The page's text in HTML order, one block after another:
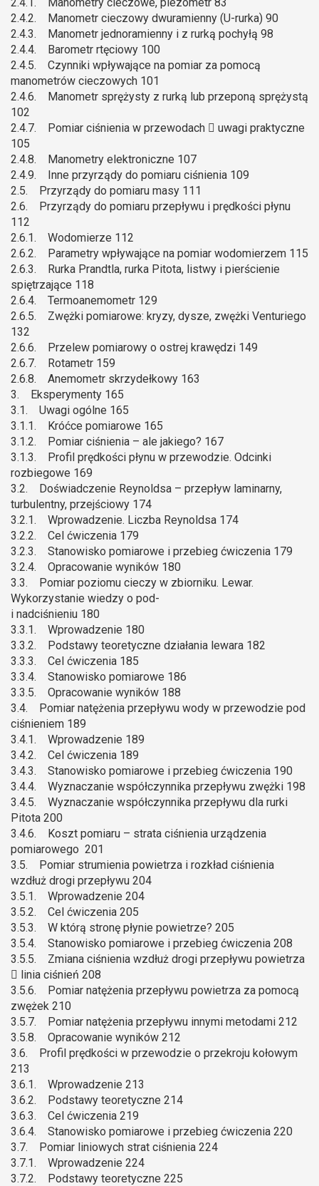
2.4.2. Manometr cieczowy dwuramienny (U-rurka) 90
2.4.3. Manometr jednoramienny i z rurką pochyłą 98
2.4.4. Barometr rtęciowy 100
2.4.5. Czynniki wpływające na pomiar za pomocą
manometrów cieczowych 101
2.4.6. Manometr sprężysty z rurką lub przeponą sprężystą
102
2.4.7. Pomiar ciśnienia w przewodach  uwagi praktyczne
105
2.4.8. Manometry elektroniczne 107
2.4.9. Inne przyrządy do pomiaru ciśnienia 109
2.5. Przyrządy do pomiaru masy 111
2.6. Przyrządy do pomiaru przepływu i prędkości płynu
112
2.6.1. Wodomierze 112
2.6.2. Parametry wpływające na pomiar wodomierzem 115
2.6.3. Rurka Prandtla, rurka Pitota, listwy i pierścienie
spiętrzające 118
2.6.4. Termoanemometr 129
2.6.5. Zwężki pomiarowe: kryzy, dysze, zwężki Venturiego
132
2.6.6. Przelew pomiarowy o ostrej krawędzi 149
2.6.7. Rotametr 159
2.6.8. Anemometr skrzydełkowy 163
3. Eksperymenty 165
3.1. Uwagi ogólne 165
3.1.1. Króćce pomiarowe 165
3.1.2. Pomiar ciśnienia – ale jakiego? 167
3.1.3. Profil prędkości płynu w przewodzie. Odcinki
rozbiegowe 169
3.2. Doświadczenie Reynoldsa – przepływ laminarny,
turbulentny, przejściowy 174
3.2.1. Wprowadzenie. Liczba Reynoldsa 174
3.2.2. Cel ćwiczenia 179
3.2.3. Stanowisko pomiarowe i przebieg ćwiczenia 179
3.2.4. Opracowanie wyników 180
3.3. Pomiar poziomu cieczy w zbiorniku. Lewar.
Wykorzystanie wiedzy o pod-
i nadciśnieniu 180
3.3.1. Wprowadzenie 180
3.3.2. Podstawy teoretyczne działania lewara 182
3.3.3. Cel ćwiczenia 185
3.3.4. Stanowisko pomiarowe 186
3.3.5. Opracowanie wyników 188
3.4. Pomiar natężenia przepływu wody w przewodzie pod
ciśnieniem 189
3.4.1. Wprowadzenie 189
3.4.2. Cel ćwiczenia 189
3.4.3. Stanowisko pomiarowe i przebieg ćwiczenia 190
3.4.4. Wyznaczanie współczynnika przepływu zwężki 198
3.4.5. Wyznaczanie współczynnika przepływu dla rurki
Pitota 200
3.4.6. Koszt pomiaru – strata ciśnienia urządzenia
pomiarowego 201
3.5. Pomiar strumienia powietrza i rozkład ciśnienia
wzdłuż drogi przepływu 204
3.5.1. Wprowadzenie 204
3.5.2. Cel ćwiczenia 205
3.5.3. W którą stronę płynie powietrze? 205
3.5.4. Stanowisko pomiarowe i przebieg ćwiczenia 208
3.5.5. Zmiana ciśnienia wzdłuż drogi przepływu powietrza
 linia ciśnień 208
3.5.6. Pomiar natężenia przepływu powietrza za pomocą
zwężek 210
3.5.7. Pomiar natężenia przepływu innymi metodami 212
3.5.8. Opracowanie wyników 212
3.6. Profil prędkości w przewodzie o przekroju kołowym
213
3.6.1. Wprowadzenie 213
3.6.2. Podstawy teoretyczne 214
3.6.3. Cel ćwiczenia 219
3.6.4. Stanowisko pomiarowe i przebieg ćwiczenia 220
3.7. Pomiar liniowych strat ciśnienia 224
3.7.1. Wprowadzenie 224
3.7.2. Podstawy teoretyczne 225